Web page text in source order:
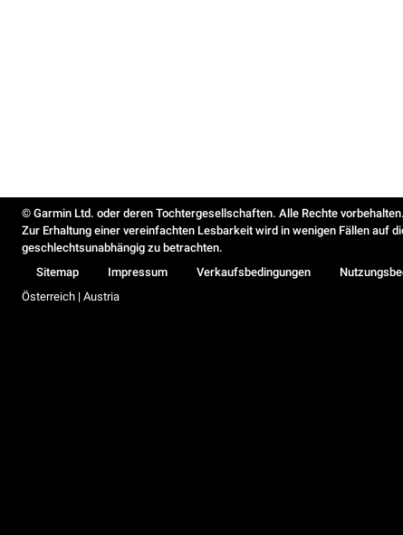
© Garmin Ltd. oder deren Tochtergesellschaften. Alle Rechte vorbehalten.
Zur Erhaltung einer vereinfachten Lesbarkeit wird in wenigen Fällen auf
geschlechtsunabhängig zu betrachten.
Sitemap
Impressum Verkaufsbedingungen
Österreich | Austria